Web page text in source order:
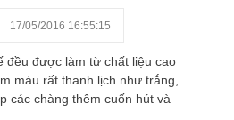
17/05/2016 16:55:15
đều được làm từ chất liệu cao
màu rất thanh lịch như trắng,
các chàng thêm cuốn hút và